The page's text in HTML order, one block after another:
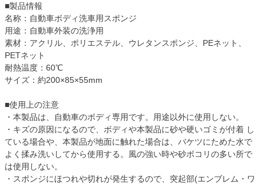
■製品情報
名称：自動車ボディ洗車用スポンジ
用途：自動車外装の洗浄用
素材：アクリル、ポリエステル、ウレタンスポンジ、PEネット、
PETネット
耐熱温度：60℃
サイズ：約200×85×55mm
■使用上の注意
・本製品は、自動車のボディ専用です。用途以外に使用しない。
・キズの原因になるので、ボディや本製品に砂や硬いゴミが付着 し
ている場合や、本製品が地面に触れた場合は、バケツにためた水で
よく揉み洗いしてから使用する。風の強い時や砂ボコリの多い所で
は使用しない。
・スポンジにほつれや切れが発生するので、突起部(エンブレム・ワ